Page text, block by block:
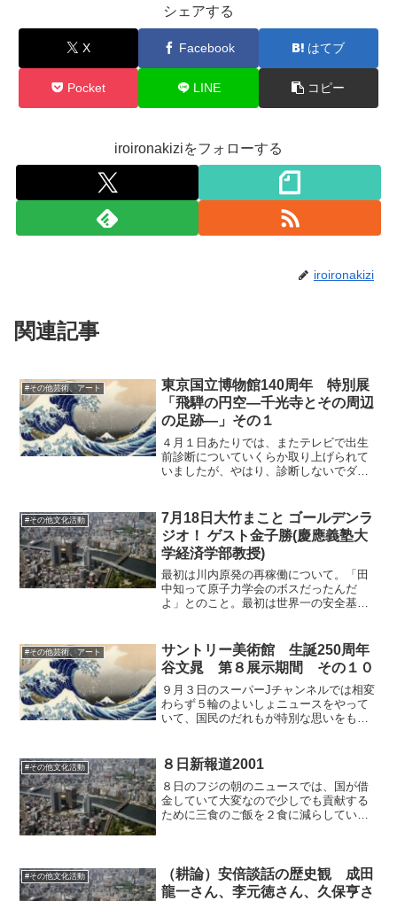
シェアする
X Facebook はてブ
Pocket LINE コピー
iroironakiziをフォローする
iroironakizi
関連記事
#その他芸術、アート
東京国立博物館140周年 特別展
「飛騨の円空―千光寺とその周辺
の足跡―」その１
４月１日あたりでは、またテレビで出生
前診断についていくらか取り上げられて
いましたが、やはり、診断しないでダウ
ではないか、といった問題や、他の病種
に診断が広がっていった場...
#その他文化活動
7月18日大竹まこと ゴールデンラ
ジオ！ ゲスト金子勝(慶應義塾大
学経済学部教授)
最初は川内原発の再稼働について。「田
中知って原子力学会のボスだったんだ
よ」とのこと。最初は世界一の安全基準
コアキャッチャーが無いことや、最新式
の原発は格納容器が二重にな...
#その他芸術、アート
サントリー美術館 生誕250周年
谷文晁 第８展示期間 その１０
９月３日のスーパーJチャンネルでは相変
わらず５輪のよいしょニュースをやって
いて、国民のだれもが特別な思いをもっ
休にするために日曜日に寄ってしまい、
すでに忘却の彼方です。...
#その他文化活動 ８日新報道2001
８日のフジの朝のニュースでは、国が借
金していて大変なので少しでも貢献する
ために三食のご飯を２食に減らしている
しいですけど上げないと社...
#その他文化活動
（耕論）安倍談話の歴史観 成田
龍一さん、李元徳さん、久保亨さ